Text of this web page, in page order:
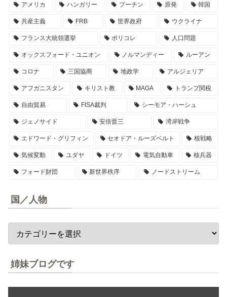
アメリカ ハンガリー プーチン 原発 韓国
共産主義 FRB 世界政府 ウクライナ
フランス大統領選挙 ポリコレ 人口問題
オックスフォード・ユニオン ノルマンディー ルーアン
コロナ 三国協商 地政学 アルジェリア
アフガニスタン キリスト教 MAGA トランプ関税
自由貿易 FISA裁判 シーモア・ハーシュ
ジェノサイド 安倍晋三 湾岸戦争
エドワード・グリフィン セオドア・ルーズベルト 核戦略
気候変動 ユダヤ ドイツ 電気自動車 核兵器
フォード財団 新世界秩序 ノードストリーム
国／人物
姉妹ブログです